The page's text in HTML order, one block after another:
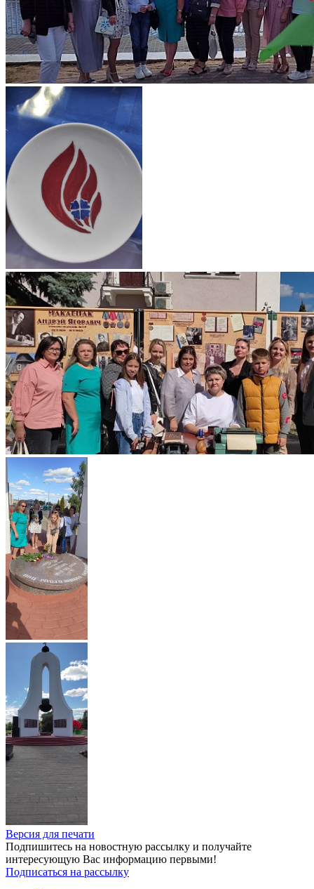
Версия для печати
Подпишитесь на новостную рассылку и получайте
интересующую Вас информацию первыми!
Подписаться на рассылку